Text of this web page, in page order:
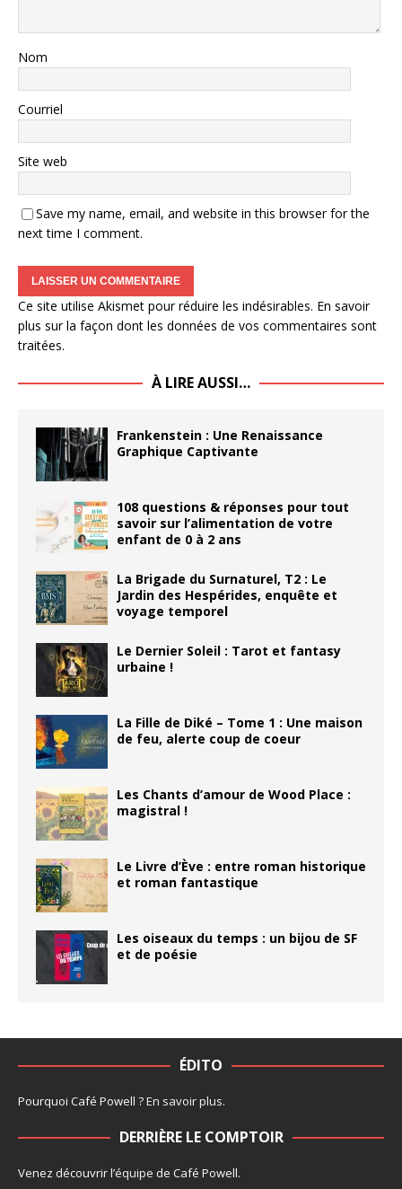
Nom
Courriel
Site web
Save my name, email, and website in this browser for the
next time I comment.
Ce site utilise Akismet pour réduire les indésirables. En savoir
plus sur la façon dont les données de vos commentaires sont
traitées.
À LIRE AUSSI…
Frankenstein : Une Renaissance
Graphique Captivante
108 questions & réponses pour tout
savoir sur l’alimentation de votre
enfant de 0 à 2 ans
La Brigade du Surnaturel, T2 : Le
Jardin des Hespérides, enquête et
voyage temporel
Le Dernier Soleil : Tarot et fantasy
urbaine !
La Fille de Diké – Tome 1 : Une maison
de feu, alerte coup de coeur
Les Chants d’amour de Wood Place :
magistral !
Le Livre d’Ève : entre roman historique
et roman fantastique
Les oiseaux du temps : un bijou de SF
et de poésie
ÉDITO
Pourquoi Café Powell ?En savoir plus.
DERRIÈRE LE COMPTOIR
Venez découvrir l’équipe de Café Powell.